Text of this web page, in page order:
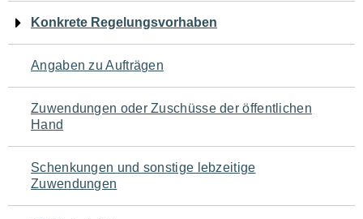
Seiteninhalt
Konkrete Regelungsvorhaben
Angaben zu Aufträgen
Zuwendungen oder Zuschüsse der öffentlichen
Hand
Schenkungen und sonstige lebzeitige
Zuwendungen